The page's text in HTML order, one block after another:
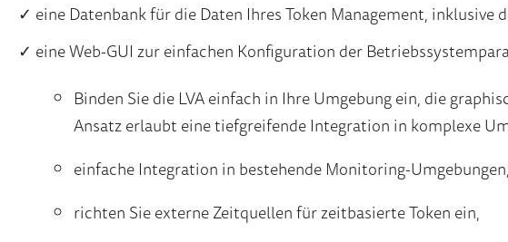
✓ eine Datenbank für die Daten Ihres Token Management,
✓ eine Web-GUI zur einfachen Konfiguration der
Binden Sie die LVA einfach in Ihre Umgebung ein, die
Ansatz erlaubt eine tiefgreifende Integration in komplexe
einfache Integration in bestehende Monitoring-Umgebungen,
richten Sie externe Zeitquellen für zeitbasierte Token ein,